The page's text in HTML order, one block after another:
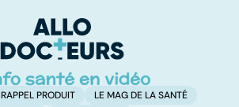
RAPPEL PRODUIT
LE MAG DE LA SANTÉ